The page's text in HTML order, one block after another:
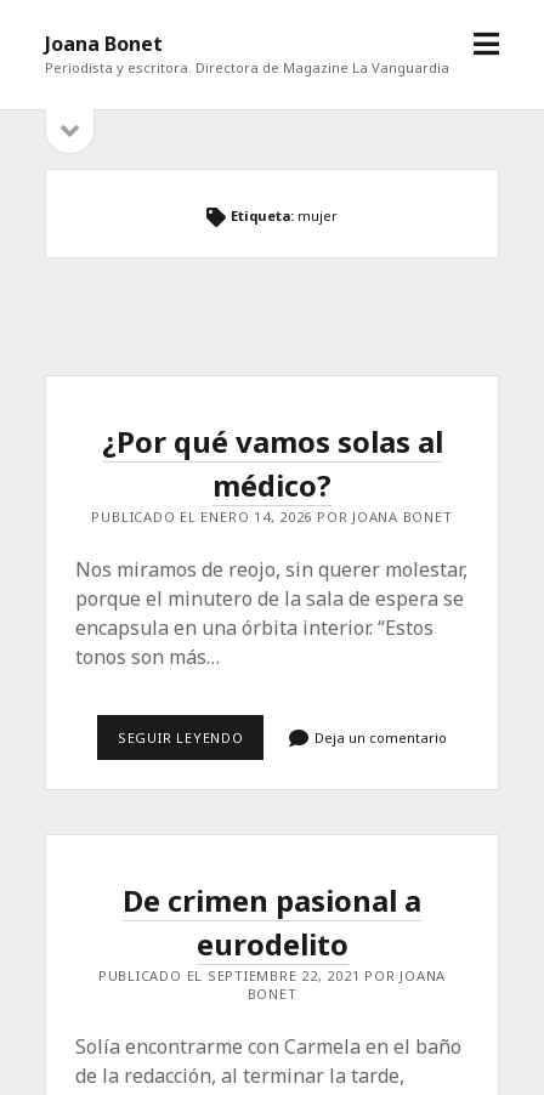
Joana Bonet
Periodista y escritora. Directora de Magazine La Vanguardia
abrir
Barra
lateral
barra
Etiqueta: mujer
¿Por qué vamos solas al
médico?
PUBLICADO EL ENERO 14, 2026 POR JOANA BONET
Nos miramos de reojo, sin querer molestar,
porque el minutero de la sala de espera se
encapsula en una órbita interior. “Estos
tonos son más…
SEGUIR LEYENDO
SOLAS
Deja un comentario
De crimen pasional a
eurodelito
PUBLICADO EL SEPTIEMBRE 22, 2021 POR JOANA
BONET
Solía encontrarme con Carmela en el baño
de la redacción, al terminar la tarde,